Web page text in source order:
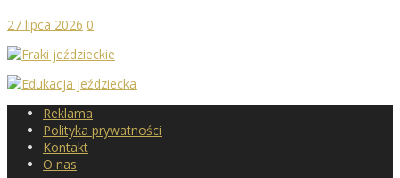
27 lipca 2026 0
Reklama
Polityka prywatności
Kontakt
O nas